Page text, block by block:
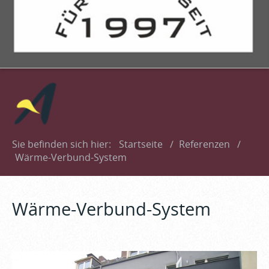
Sie befinden sich hier: Startseite / Referenzen /
Wärme-Verbund-System
Wärme-Verbund-System